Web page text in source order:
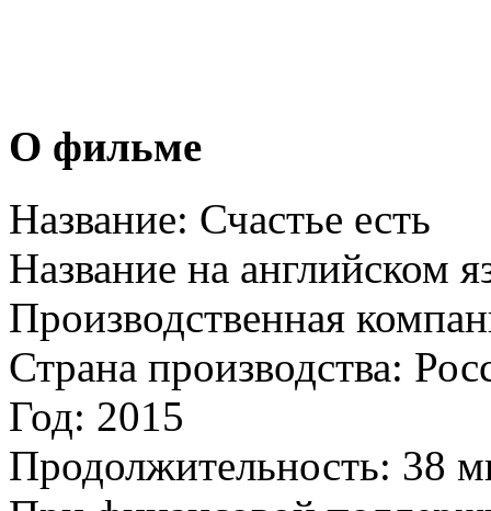
О фильме
Название: Счастье есть
Название на английском
Производственная
Страна производства:
Год: 2015
Продолжительность: 38